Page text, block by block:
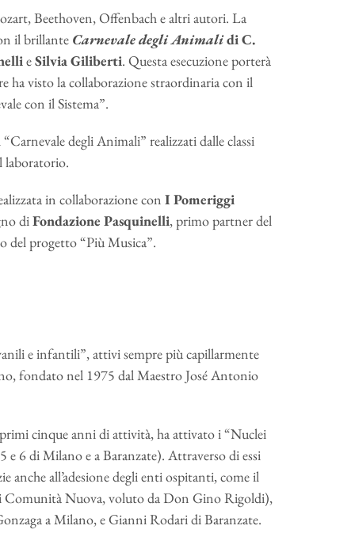
Beethoven, Offenbach e altri autori. La
il brillanteCarnevale degli Animalidi C.
eSilvia Giliberti. Questa esecuzione porterà
ha visto la collaborazione straordinaria con il
con il Sistema”.
degli Animali” realizzati dalle classi
laboratorio.
in collaborazione con I Pomeriggi
diFondazione Pasquinelli, primo partner del
del progetto “Più Musica”.
e infantili”, attivi sempre più capillarmente
fondato nel 1975 dal Maestro José Antonio
cinque anni di attività, ha attivato i “Nuclei
6 di Milano e a Baranzate). Attraverso di essi
anche all’adesione degli enti ospitanti, come il
Comunità Nuova, voluto da Don Gino Rigoldi),
a Milano, e Gianni Rodari di Baranzate.